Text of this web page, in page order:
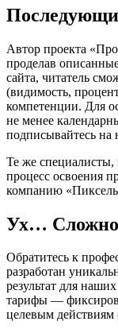
Автор проекта
проделав
сайта, читатель
(видимость,
компетенции. Для
не менее
подписывайтесь на
Те же специалисты,
процесс освоения
компанию
Ух…
Обратитесь к
разработан
результат для
тарифы —
целевым действиям